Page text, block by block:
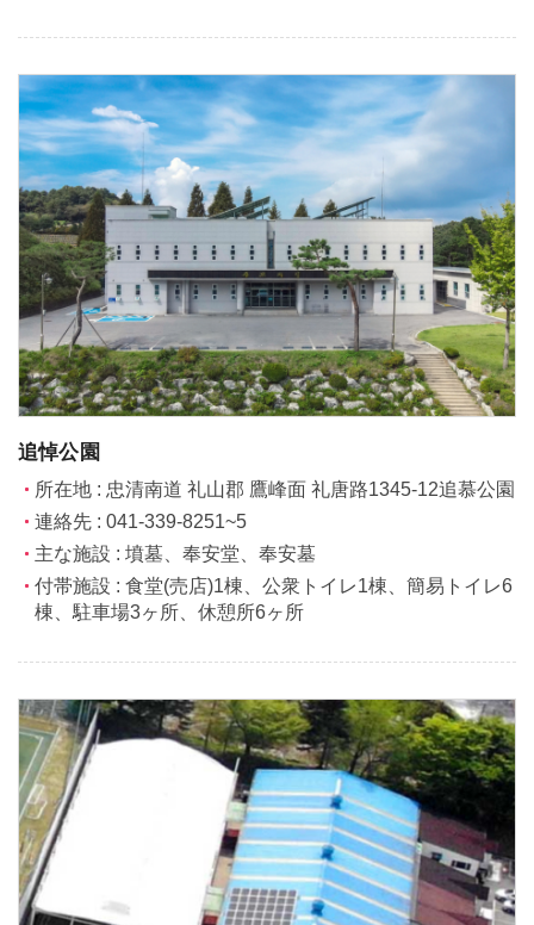
追悼公園
所在地 : 忠清南道 礼山郡 鷹峰面 礼唐路1345-12追慕公園
連絡先 : 041-339-8251~5
主な施設 : 墳墓、奉安堂、奉安墓
付帯施設 : 食堂(売店)1棟、公衆トイレ1棟、簡易トイレ6
棟、駐車場3ヶ所、休憩所6ヶ所